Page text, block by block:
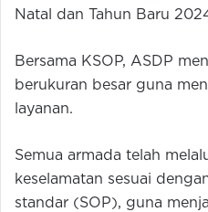
Natal dan Tahun Baru
Bersama KSOP, ASDP
berukuran besar guna
layanan.
Semua armada telah
keselamatan sesuai
standar (SOP), guna